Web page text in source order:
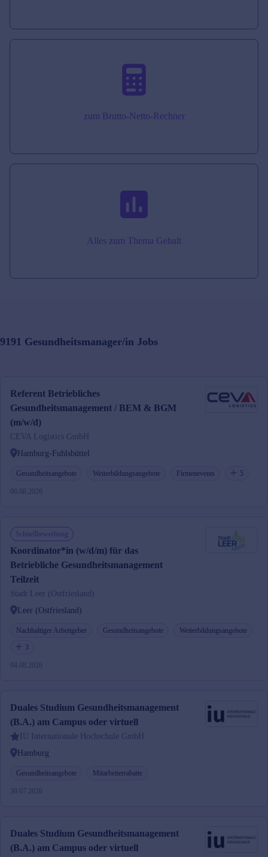
zum Brutto-Netto-Rechner
Alles zum Thema Gehalt
9191 Gesundheitsmanager/in Jobs
Referent Betriebliches
Gesundheitsmanagement / BEM & BGM
(m/w/d)
CEVA Logistics GmbH
Hamburg-Fuhlsbüttel
Gesundheitsangebote Weiterbildungsangebote Firmenevents 5
06.08.2026
Schnellbewerbung
Koordinator*in (w/d/m) für das
Betriebliche Gesundheitsmanagement
Teilzeit
Stadt Leer (Ostfriesland)
Leer (Ostfriesland)
Nachhaltiger Arbeitgeber Gesundheitsangebote
Weiterbildungsangebote
3
04.08.2026
Duales Studium Gesundheitsmanagement
(B.A.) am Campus oder virtuell
IU Internationale Hochschule GmbH
Hamburg
Gesundheitsangebote Mitarbeiterrabatte
30.07.2026
Duales Studium Gesundheitsmanagement
(B.A.) am Campus oder virtuell